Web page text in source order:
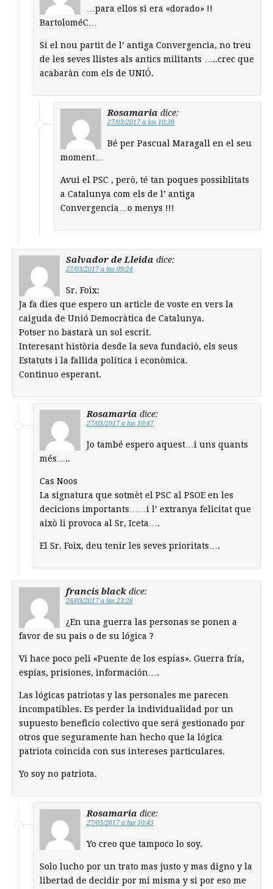
…para ellos si era «dorado» !!
BartoloméC…
Si el nou partit de l’ antiga Convergencia, no treu
de les seves llistes als antics militants …..crec que
acabaràn com els de UNIÓ.
Rosamaria dice:
27/03/2017 a las 10:39
Bé per Pascual Maragall en el seu
moment…
Avui el PSC , però, té tan poques possiblitats
a Catalunya com els de l’ antiga
Convergencia…o menys !!!
Salvador de Lleida dice:
27/03/2017 a las 09:24
Sr. Foix:
Ja fa dies que espero un article de voste en vers la
caiguda de Unió Democràtica de Catalunya.
Potser no bastarà un sol escrit.
Interesant història desde la seva fundaciò, els seus
Estatuts i la fallida política i econòmica.
Continuo esperant.
Rosamaria dice:
27/03/2017 a las 10:47
Jo també espero aquest…i uns quants
més…..
Cas Noos
La signatura que sotmèt el PSC al PSOE en les
decicions importants……i l’ extranya felicitat que
això li provoca al Sr, Iceta….
El Sr. Foix, deu tenir les seves prioritats….
francis black dice:
26/03/2017 a las 23:28
¿En una guerra las personas se ponen a
favor de su pais o de su lógica ?
Vi hace poco peli «Puente de los espías». Guerra fría,
espías, prisiones, información….
Las lógicas patriotas y las personales me parecen
incompatibles. Es perder la individualidad por un
supuesto beneficio colectivo que será gestionado por
otros que seguramente han hecho que la lógica
patriota coincida con sus intereses particulares.
Yo soy no patriota.
Rosamaria dice:
27/03/2017 a las 10:43
Yo creo que tampoco lo soy.
Solo lucho por un trato mas justo y mas digno y la
libertad de decidir por mi misma y si por eso me